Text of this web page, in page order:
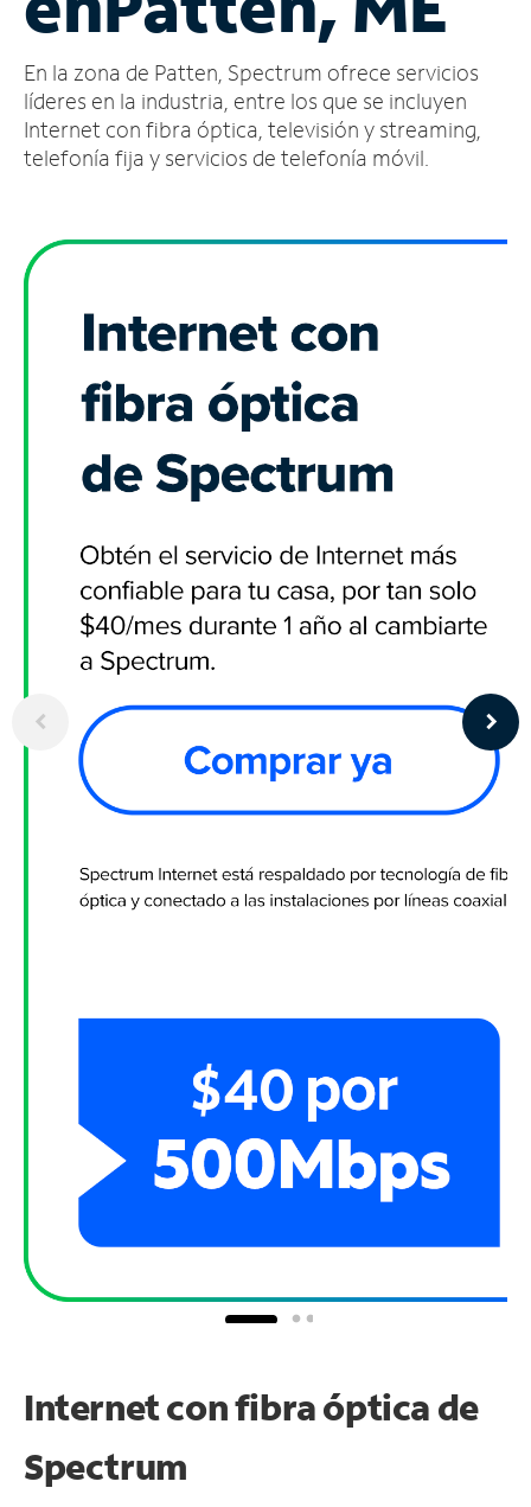
cuenta
Encuentra
una
tienda
En la zona de Patten, Spectrum ofrece servicios
líderes en la industria, entre los que se incluyen
Internet con fibra óptica, televisión y streaming,
telefonía fija y servicios de telefonía móvil.
Internet con fibra óptica de
Spectrum